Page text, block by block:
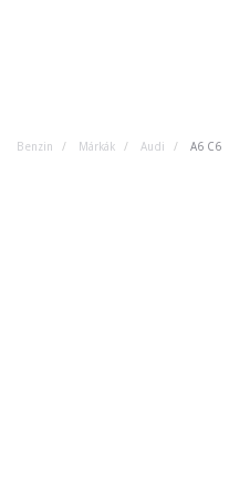
Benzin Márkák Audi A6 C6